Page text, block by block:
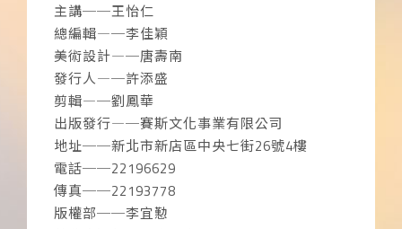
主講──王怡仁
總編輯―─李佳穎
美術設計―─唐壽南
發行人―─許添盛
剪輯―─劉鳳華
出版發行―─賽斯文化事業有限公司
地址──新北市新店區中央七街26號4樓
電話──22196629
傳真──22193778
版權部──李宜懃